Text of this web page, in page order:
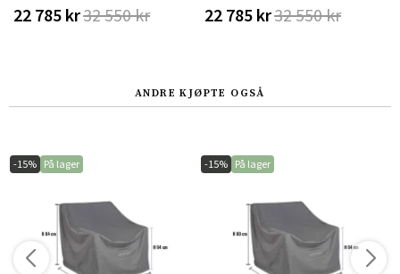
22 785 kr32 550 kr 22 785 kr32 550 kr
ANDRE KJØPTE OGSÅ
-15% På lager -15% På lager